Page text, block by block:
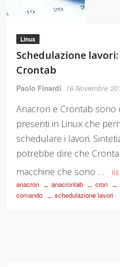
Linux
Schedulazione
Crontab
Paolo Finardi 16 Novembre
Anacron e Crontab sono
presenti in Linux che
schedulare i lavori.
potrebbe dire che
macchine che sono …
anacron anacrontab cron
comando
schedulazione lavori